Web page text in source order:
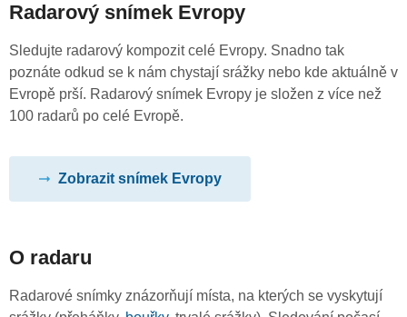
Radarový snímek Evropy
Sledujte radarový kompozit celé Evropy. Snadno tak
poznáte odkud se k nám chystají srážky nebo kde aktuálně v
Evropě prší. Radarový snímek Evropy je složen z více než
100 radarů po celé Evropě.
Zobrazit snímek Evropy
O radaru
Radarové snímky znázorňují místa, na kterých se vyskytují